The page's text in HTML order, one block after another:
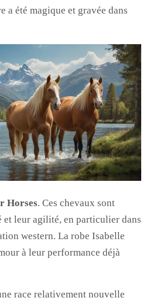
a été magique et gravée dans
Horses. Ces chevaux sont
leur agilité, en particulier dans
western. La robe Isabelle
à leur performance déjà
race relativement nouvelle